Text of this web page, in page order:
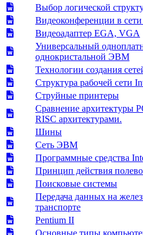
Выбор логической
Видеоконференции в
Видеоадаптер EGA, VGA
Универсальный
однокристальной ЭВМ
Технологии создания
Структура рабочей сети
Струйные принтеры
Сравнение архитектуры
RISC архитектурами.
Шины
Сеть ЭВМ
Программные средства
Принцип действия
Поисковые системы
Передача данных на
транспорте
Pentium II
Основные типы